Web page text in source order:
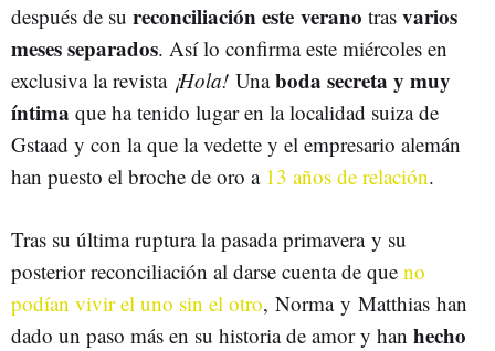
después de su reconciliación este verano tras varios
meses separados. Así lo confirma este miércoles en
exclusiva la revista ¡Hola! Unaboda secreta y muy
íntima que ha tenido lugar en la localidad suiza de
Gstaad y con la que la vedette y el empresario alemán
han puesto el broche de oro a 13 años de relación.
Tras su última ruptura la pasada primavera y su
posterior reconciliación al darse cuenta de que no
podían vivir el uno sin el otro, Norma y Matthias han
dado un paso más en su historia de amor y han hecho